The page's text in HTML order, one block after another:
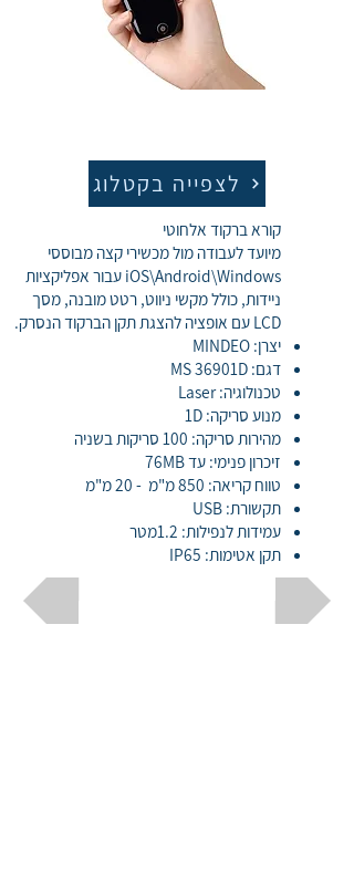
לצפייה בקטלוג
קורא ברקוד אלחוטי
מיועד לעבודה מול מכשירי קצה מבוססי
iOS\Android\Windows עבור אפליקציות
ניידות, כולל מקשי ניווט, רטט מובנה, מסך
LCD עם אופציה להצגת תקן הברקוד הנסרק.
יצרן: MINDEO
דגם: MS 36901D
טכנולוגיה: Laser
מנוע סריקה: 1D
מהירות סריקה: 100 סריקות בשניה
זיכרון פנימי: עד 76MB
טווח קריאה: 850 מ"מ - 20 מ"מ
תקשורת: USB
עמידות לנפילות: 1.2מטר
תקן אטימות: IP65